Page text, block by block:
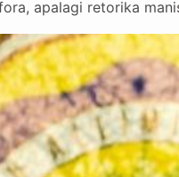
apalagi retorika